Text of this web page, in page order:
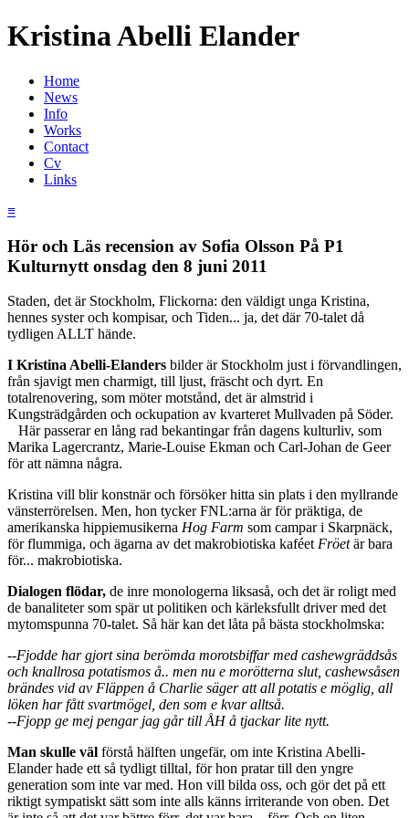
Kristina Abelli Elander
Home
News
Info
Works
Contact
Cv
Links
≡
Hör och Läs recension av Sofia Olsson På P1
Kulturnytt onsdag den 8 juni 2011
Staden, det är Stockholm, Flickorna: den väldigt unga Kristina,
hennes syster och kompisar, och Tiden... ja, det där 70-talet då
tydligen ALLT hände.
I Kristina Abelli-Elanders bilder är Stockholm just i förvandlingen,
från sjavigt men charmigt, till ljust, fräscht och dyrt. En
totalrenovering, som möter motstånd, det är almstrid i
Kungsträdgården och ockupation av kvarteret Mullvaden på Söder.
Här passerar en lång rad bekantingar från dagens kulturliv, som
Marika Lagercrantz, Marie-Louise Ekman och Carl-Johan de Geer
för att nämna några.
Kristina vill blir konstnär och försöker hitta sin plats i den myllrande
vänsterrörelsen. Men, hon tycker FNL:arna är för präktiga, de
amerikanska hippiemusikerna Hog Farm som campar i Skarpnäck,
för flummiga, och ägarna av det makrobiotiska kaféet Fröetär bara
för... makrobiotiska.
Dialogen flödar, de inre monologerna liksaså, och det är roligt med
de banaliteter som spär ut politiken och kärleksfullt driver med det
mytomspunna 70-talet. Så här kan det låta på bästa stockholmska:
--Fjodde har gjort sina berömda morotsbiffar med cashewgräddsås
och knallrosa potatismos å.. men nu e morötterna slut, cashewsåsen
brändes vid av Fläppen å Charlie säger att all potatis e möglig, all
löken har fått svartmögel, den som e kvar alltså.
--Fjopp ge mej pengar jag går till ÅH å tjackar lite nytt.
Man skulle väl förstå hälften ungefär, om inte Kristina Abelli-
Elander hade ett så tydligt tilltal, för hon pratar till den yngre
generation som inte var med. Hon vill bilda oss, och gör det på ett
riktigt sympatiskt sätt som inte alls känns irriterande von oben. Det